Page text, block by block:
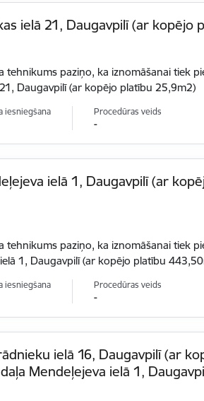
ielā 21, Daugavpilī (ar kopējo
tehnikums paziņo, ka iznomāšanai tiek
Daugavpilī (ar kopējo platību 25,9m2)
iesniegšana Procedūras veids
-
ielā 1, Daugavpilī (ar
tehnikums paziņo, ka iznomāšanai tiek
1, Daugavpilī (ar kopējo platību
iesniegšana Procedūras veids
-
ielā 16, Daugavpilī (ar
Mendeļejeva ielā 1,